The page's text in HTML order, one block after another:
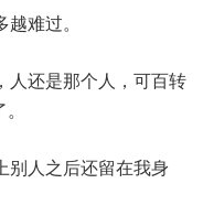
难过。
人还是那个人，可百转
别人之后还留在我身